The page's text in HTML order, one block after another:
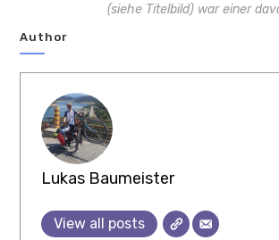
(siehe Titelbild) war einer
Author
Lukas Baumeister
View all posts